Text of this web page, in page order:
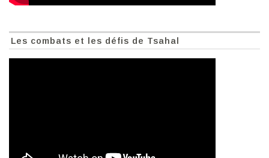
Les combats et les défis de Tsahal